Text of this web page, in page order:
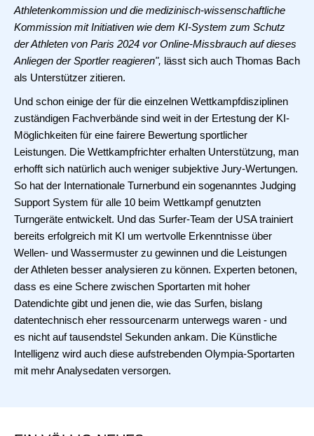
Athletenkommission und die medizinisch-wissenschaftliche
Kommission mit Initiativen wie dem KI-System zum Schutz
der Athleten von Paris 2024 vor Online-Missbrauch auf dieses
Anliegen der Sportler reagieren", lässt sich auch Thomas Bach
als Unterstützer zitieren.
Und schon einige der für die einzelnen Wettkampfdisziplinen
zuständigen Fachverbände sind weit in der Ertestung der KI-
Möglichkeiten für eine fairere Bewertung sportlicher
Leistungen. Die Wettkampfrichter erhalten Unterstützung, man
erhofft sich natürlich auch weniger subjektive Jury-Wertungen.
So hat der Internationale Turnerbund ein sogenanntes Judging
Support System für alle 10 beim Wettkampf genutzten
Turngeräte entwickelt. Und das Surfer-Team der USA trainiert
bereits erfolgreich mit KI um wertvolle Erkenntnisse über
Wellen- und Wassermuster zu gewinnen und die Leistungen
der Athleten besser analysieren zu können. Experten betonen,
dass es eine Schere zwischen Sportarten mit hoher
Datendichte gibt und jenen die, wie das Surfen, bislang
datentechnisch eher ressourcenarm unterwegs waren - und
es nicht auf tausendstel Sekunden ankam. Die Künstliche
Intelligenz wird auch diese aufstrebenden Olympia-Sportarten
mit mehr Analysedaten versorgen.